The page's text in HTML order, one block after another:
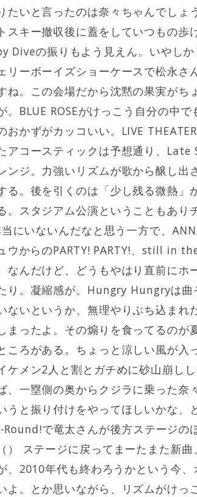
たいと言ったのは奈々ちゃんでしょ
スキー撤収後に蓋をしていつもの
Diveの振りもよう見えん。いやし
リーボーイズショーケースで松永さ
ね。この会場だから沈黙の果実がち
。BLUE ROSEがけっこう自分の中
おかずがカッコいい。LIVE
アコースティックは予想通り、
ンジ。力強いリズムが歌から醸し
る。後を引くのは「少し残る微熱」
。スタジアム公演ということもあり
にいないんだなと思う一方で、
ウからのPARTY! PARTY!、still in
なんだけど、どうもやはり直前にホ
り。凝縮感が。Hungry Hungryは曲
ないというか、無理やりぶち込まれ
まったよ。その煽りを食ってるのが
ころがある。ちょっと涼しい風が入
ケメン2人と割とガチめに砂山崩し
、一塁側の奥からクジラに乗った奈
うと振り付けをやってほしいかな、
で竜太さんが後方ステージの
） ステージに戻ってまーたまた新
、2010年代も終わろうかという今
よ。とか思いながら、リズムがけっ